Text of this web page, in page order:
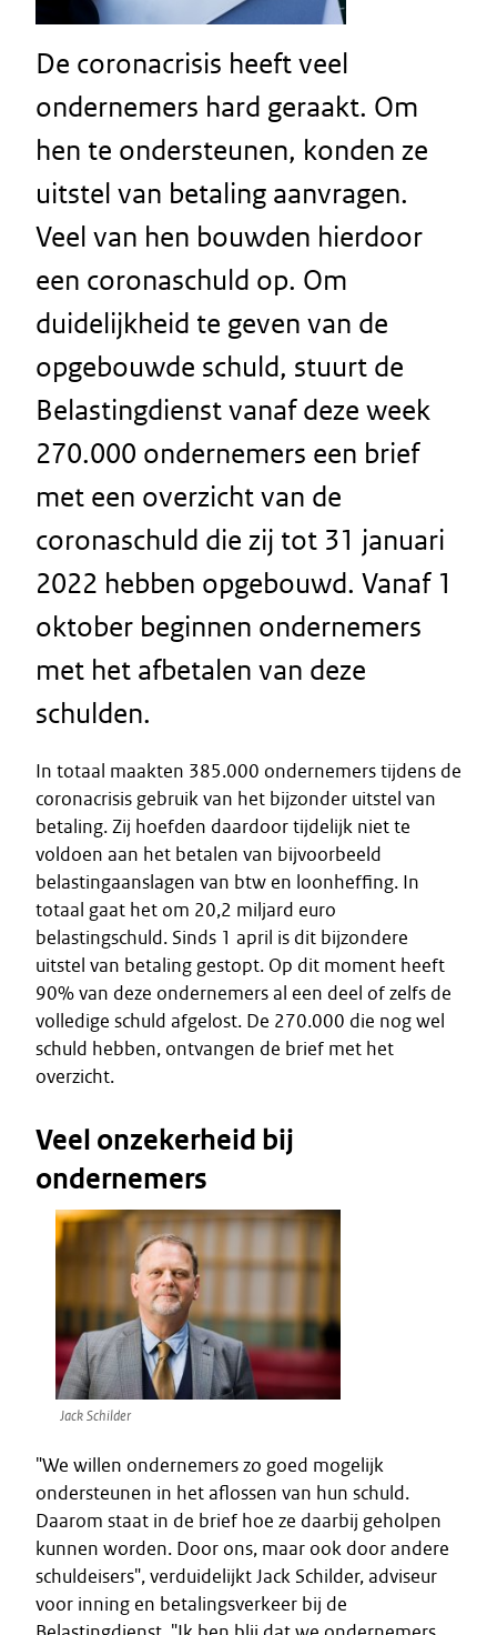
De coronacrisis heeft veel
ondernemers hard geraakt. Om
hen te ondersteunen, konden ze
uitstel van betaling aanvragen.
Veel van hen bouwden hierdoor
een coronaschuld op. Om
duidelijkheid te geven van de
opgebouwde schuld, stuurt de
Belastingdienst vanaf deze week
270.000 ondernemers een brief
met een overzicht van de
coronaschuld die zij tot 31 januari
2022 hebben opgebouwd. Vanaf 1
oktober beginnen ondernemers
met het afbetalen van deze
schulden.
In totaal maakten 385.000 ondernemers tijdens de
coronacrisis gebruik van het bijzonder uitstel van
betaling. Zij hoefden daardoor tijdelijk niet te
voldoen aan het betalen van bijvoorbeeld
belastingaanslagen van btw en loonheffing. In
totaal gaat het om 20,2 miljard euro
belastingschuld. Sinds 1 april is dit bijzondere
uitstel van betaling gestopt. Op dit moment heeft
90% van deze ondernemers al een deel of zelfs de
volledige schuld afgelost. De 270.000 die nog wel
schuld hebben, ontvangen de brief met het
overzicht.
Veel onzekerheid bij
ondernemers
Jack Schilder
"We willen ondernemers zo goed mogelijk
ondersteunen in het aflossen van hun schuld.
Daarom staat in de brief hoe ze daarbij geholpen
kunnen worden. Door ons, maar ook door andere
schuldeisers", verduidelijkt Jack Schilder, adviseur
voor inning en betalingsverkeer bij de